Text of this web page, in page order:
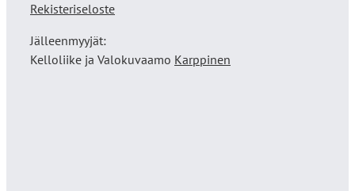
Rekisteriseloste
Jälleenmyyjät:
Kelloliike ja Valokuvaamo Karppinen